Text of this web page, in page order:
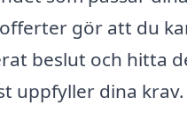
gör att du
beslut och hitta
uppfyller dina krav.